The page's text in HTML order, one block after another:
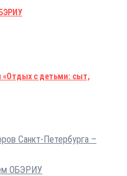
«Отдых с детьми: сыт,
Санкт-Петербурга –
ОБЭРИУ